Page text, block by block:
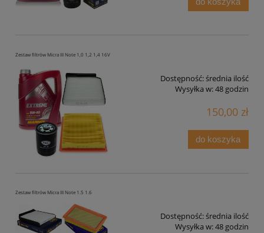
Zestaw filtrów Micra III Note 1,0 1,2 1,4 16V
Dostępność:średnia ilość
Wysyłka w:48 godzin
150,00 zł
do koszyka
Zestaw filtrów Micra III Note 1.5 1.6
Dostępność:średnia ilość
Wysyłka w:48 godzin